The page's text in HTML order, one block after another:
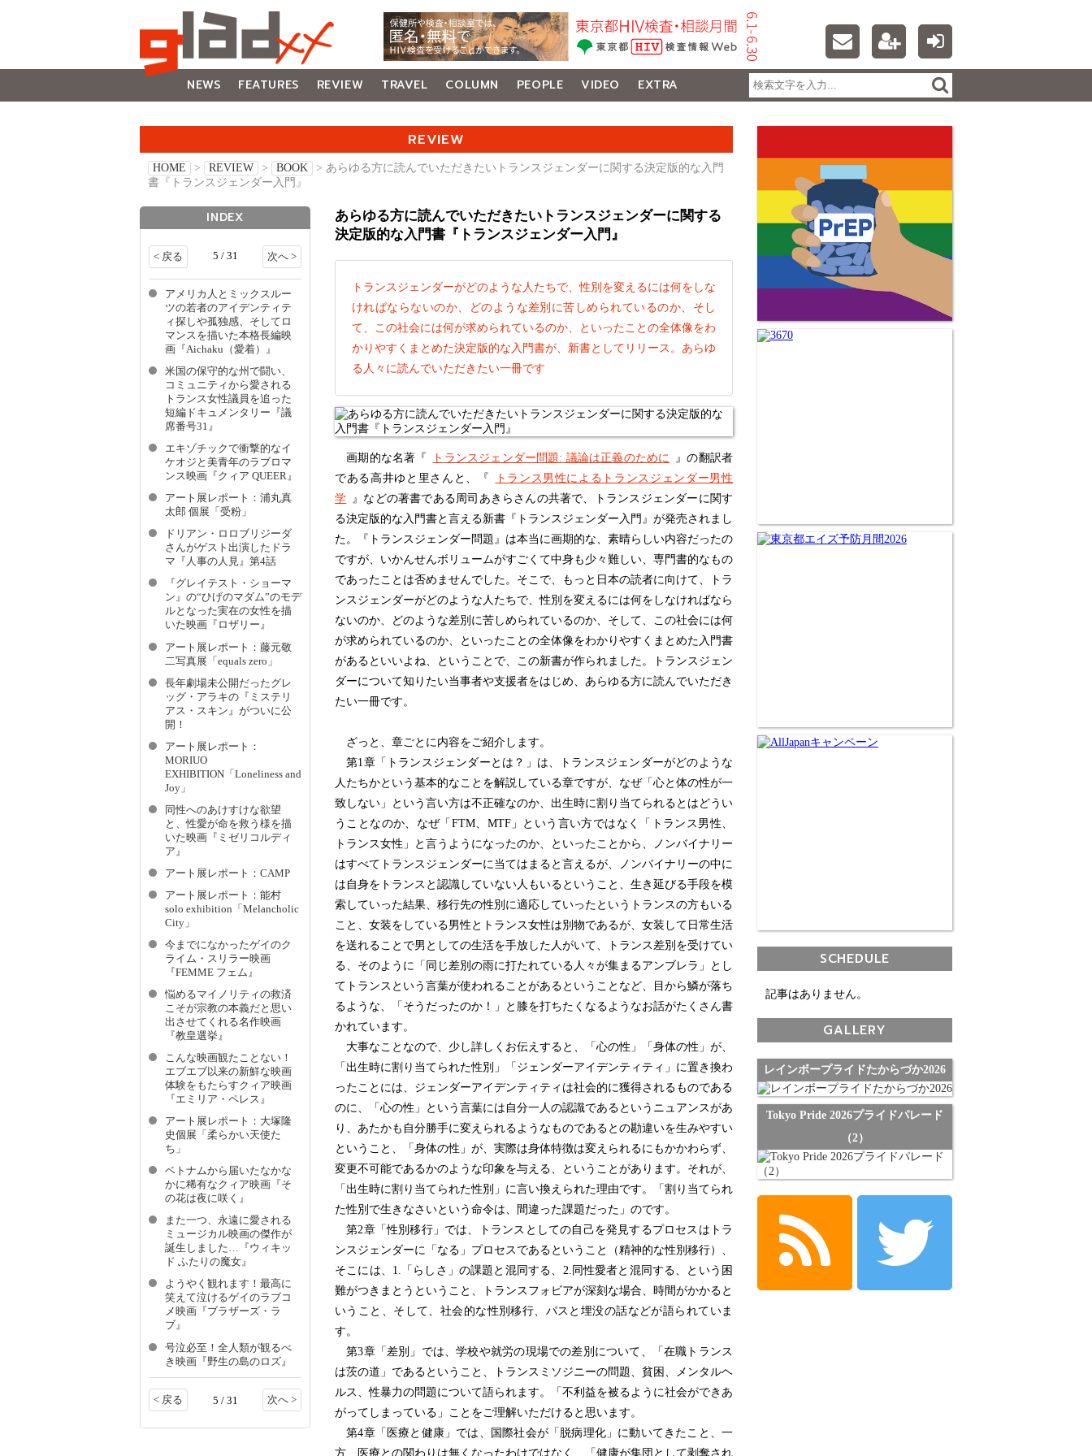
NEWS FEATURES REVIEW TRAVEL COLUMN PEOPLE VIDEO
EXTRA
REVIEW
HOME > REVIEW > BOOK
> あらゆる方に読んでいただきたいトランスジェンダーに関する決定版的な入門
書『トランスジェンダー入門』
あらゆる方に読んでいただきたいトランスジェンダーに関する
決定版的な入門書『トランスジェンダー入門』
トランスジェンダーがどのような人たちで、性別を変えるには何をしな
ければならないのか、どのような差別に苦しめられているのか、そし
て、この社会には何が求められているのか、といったことの全体像をわ
かりやすくまとめた決定版的な入門書が、新書としてリリース。あらゆ
る人々に読んでいただきたい一冊です
画期的な名著『 トランスジェンダー問題: 議論は正義のために 』の翻訳者
である高井ゆと里さんと、『
トランス男性によるトランスジェンダー男性
学 』などの著書である周司あきらさんの共著で、トランスジェンダーに関す
る決定版的な入門書と言える新書『トランスジェンダー入門』が発売されまし
た。『トランスジェンダー問題』は本当に画期的な、素晴らしい内容だったの
ですが、いかんせんボリュームがすごくて中身も少々難しい、専門書的なもの
であったことは否めませんでした。そこで、もっと日本の読者に向けて、トラ
ンスジェンダーがどのような人たちで、性別を変えるには何をしなければなら
ないのか、どのような差別に苦しめられているのか、そして、この社会には何
が求められているのか、といったことの全体像をわかりやすくまとめた入門書
があるといいよね、ということで、この新書が作られました。トランスジェン
ダーについて知りたい当事者や支援者をはじめ、あらゆる方に読んでいただき
たい一冊です。
ざっと、章ごとに内容をご紹介します。
第1章「トランスジェンダーとは？」は、トランスジェンダーがどのような
人たちかという基本的なことを解説している章ですが、なぜ「心と体の性が一
致しない」という言い方は不正確なのか、出生時に割り当てられるとはどうい
うことなのか、なぜ「FTM、MTF」という言い方ではなく「トランス男性、
トランス女性」と言うようになったのか、といったことから、ノンバイナリー
はすべてトランスジェンダーに当てはまると言えるが、ノンバイナリーの中に
は自身をトランスと認識していない人もいるということ、生き延びる手段を模
索していった結果、移行先の性別に適応していったというトランスの方もいる
こと、女装をしている男性とトランス女性は別物であるが、女装して日常生活
を送れることで男としての生活を手放した人がいて、トランス差別を受けてい
る、そのように「同じ差別の雨に打たれている人々が集まるアンブレラ」とし
てトランスという言葉が使われることがあるということなど、目から鱗が落ち
るような、「そうだったのか！」と膝を打ちたくなるようなお話がたくさん書
かれています。
大事なことなので、少し詳しくお伝えすると、「心の性」「身体の性」が、
「出生時に割り当てられた性別」「ジェンダーアイデンティティ」に置き換わ
ったことには、ジェンダーアイデンティティは社会的に獲得されるものである
のに、「心の性」という言葉には自分一人の認識であるというニュアンスがあ
り、あたかも自分勝手に変えられるようなものであるとの勘違いを生みやすい
ということ、「身体の性」が、実際は身体特徴は変えられるにもかかわらず、
変更不可能であるかのような印象を与える、ということがあります。それが、
「出生時に割り当てられた性別」に言い換えられた理由です。「割り当てられ
た性別で生きなさいという命令は、間違った課題だった」のです。
第2章「性別移行」では、トランスとしての自己を発見するプロセスはトラ
ンスジェンダーに「なる」プロセスであるということ（精神的な性別移行）、
そこには、1.「らしさ」の課題と混同する、2.同性愛者と混同する、という困
難がつきまとうということ、トランスフォビアが深刻な場合、時間がかかると
いうこと、そして、社会的な性別移行、パスと埋没の話などが語られていま
す。
第3章「差別」では、学校や就労の現場での差別について、「在職トランス
は茨の道」であるということ、トランスミソジニーの問題、貧困、メンタルヘ
ルス、性暴力の問題について語られます。「不利益を被るように社会ができあ
がってしまっている」ことをご理解いただけると思います。
第4章「医療と健康」では、国際社会が「脱病理化」に動いてきたこと、一
方、医療との関わりは無くなったわけではなく、「健康が集団として剥奪され
INDEX
< 戻る 5 / 31 次へ >
アメリカ人とミックスルー
ツの若者のアイデンティテ
ィ探しや孤独感、そしてロ
マンスを描いた本格長編映
画『Aichaku（愛着）』
米国の保守的な州で闘い、
コミュニティから愛される
トランス女性議員を追った
短編ドキュメンタリー『議
席番号31』
エキゾチックで衝撃的なイ
ケオジと美青年のラブロマ
ンス映画『クィア QUEER』
アート展レポート：浦丸真
太郎 個展「受粉」
ドリアン・ロロブリジーダ
さんがゲスト出演したドラ
マ『人事の人見』第4話
『グレイテスト・ショーマ
ン』の“ひげのマダム”のモデ
ルとなった実在の女性を描
いた映画『ロザリー』
アート展レポート：藤元敬
二写真展「equals zero」
長年劇場未公開だったグレ
ッグ・アラキの『ミステリ
アス・スキン』がついに公
開！
アート展レポート：
MORIUO
EXHIBITION「Loneliness and
Joy」
同性へのあけすけな欲望
と、性愛が命を救う様を描
いた映画『ミゼリコルディ
ア』
アート展レポート：CAMP
アート展レポート：能村
solo exhibition「Melancholic
City」
今までになかったゲイのク
ライム・スリラー映画
『FEMME フェム』
悩めるマイノリティの救済
こそが宗教の本義だと思い
出させてくれる名作映画
『教皇選挙』
こんな映画観たことない！
エブエブ以来の新鮮な映画
体験をもたらすクィア映画
『エミリア・ペレス』
アート展レポート：大塚隆
史個展​「柔らかい天使た
ち」
ベトナムから届いたなかな
かに稀有なクィア映画『そ
の花は夜に咲く』
また一つ、永遠に愛される
ミュージカル映画の傑作が
誕生しました…『ウィキッ
ド ふたりの魔女』
ようやく観れます！最高に
笑えて泣けるゲイのラブコ
メ映画『ブラザーズ・ラ
ブ』
号泣必至！全人類が観るべ
き映画『野生の島のロズ』
< 戻る 5 / 31 次へ >
SCHEDULE
記事はありません。
GALLERY
レインボープライドたからづか2026
Tokyo Pride 2026プライドパレード
（2）